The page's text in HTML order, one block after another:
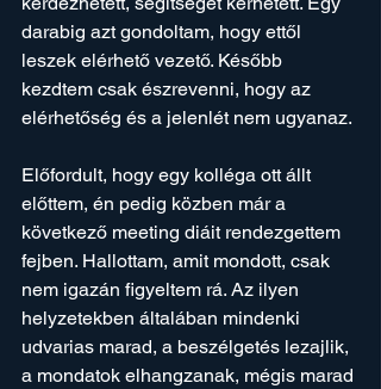
darabig azt gondoltam, hogy ettől
leszek elérhető vezető. Később
kezdtem csak észrevenni, hogy az
elérhetőség és a jelenlét nem ugyanaz.
Előfordult, hogy egy kolléga ott állt
előttem, én pedig közben már a
következő meeting diáit rendezgettem
fejben. Hallottam, amit mondott, csak
nem igazán figyeltem rá. Az ilyen
helyzetekben általában mindenki
udvarias marad, a beszélgetés lezajlik,
a mondatok elhangzanak, mégis marad